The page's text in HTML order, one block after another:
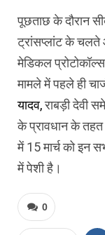
पूछताछ के दौरान
ट्रांसप्लांट के चलते
मेडिकल
मामले में पहले ही
यादव,राबड़ी देवी
के प्रावधान के
में 15 मार्च को इन
में पेशी है।
0